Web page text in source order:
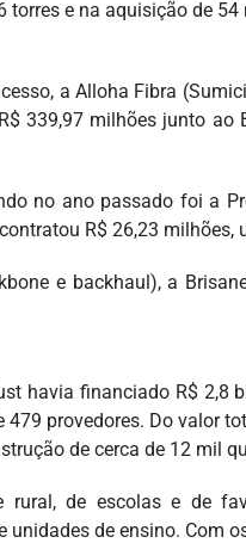
torres e na aquisição de
a Alloha Fibra
339,97 milhões junto ao
no ano passado foi a
R$ 26,23
e backhaul), a
havia financiado R$
provedores. Do valor
de cerca de 12 mil
rural, de escolas e de
unidades de ensino. Com